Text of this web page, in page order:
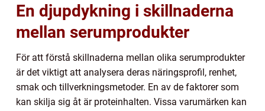
En djupdykning i skillnaderna
mellan serumprodukter
För att förstå skillnaderna mellan olika serumprodukter
är det viktigt att analysera deras näringsprofil, renhet,
smak och tillverkningsmetoder. En av de faktorer som
kan skilja sig åt är proteinhalten. Vissa varumärken kan